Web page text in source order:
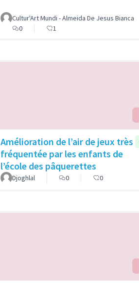
Cultur'Art Mundi - Almeida De Jesus Bianca
0
1
Amélioration de l’air de jeux très
fréquentée par les enfants de
l’école des pâquerettes
Djoghlal 0 0